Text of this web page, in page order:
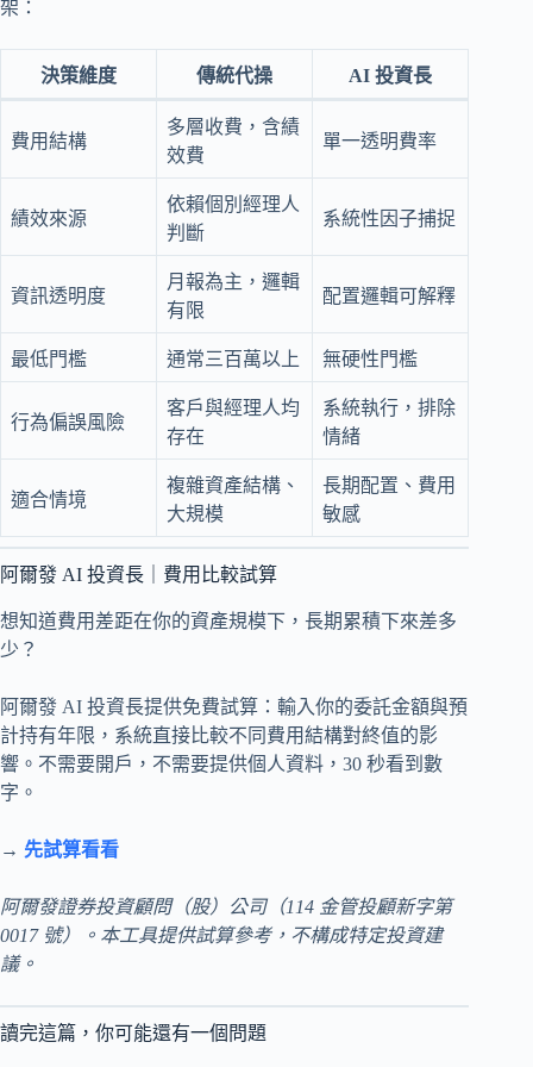
架：
決策維度 傳統代操 AI 投資長
費用結構
多層收費，含績
效費
單一透明費率
績效來源
依賴個別經理人
判斷
系統性因子捕捉
資訊透明度
月報為主，邏輯
有限
配置邏輯可解釋
最低門檻 通常三百萬以上 無硬性門檻
行為偏誤風險
客戶與經理人均
存在
系統執行，排除
情緒
適合情境
複雜資產結構、
大規模
長期配置、費用
敏感
阿爾發 AI 投資長｜費用比較試算
想知道費用差距在你的資產規模下，長期累積下來差多
少？
阿爾發 AI 投資長提供免費試算：輸入你的委託金額與預
計持有年限，系統直接比較不同費用結構對終值的影
響。不需要開戶，不需要提供個人資料，30 秒看到數
字。
→ 先試算看看
阿爾發證券投資顧問（股）公司（114 金管投顧新字第
0017 號）。本工具提供試算參考，不構成特定投資建
議。
讀完這篇，你可能還有一個問題